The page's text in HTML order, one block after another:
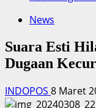
News
Suara Esti
Dugaan
INDOPOS 8 Maret